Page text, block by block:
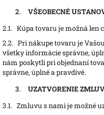
VŠEOBECNÉ
2.1. Kúpa tovaru je možná len
2.2. Pri nákupe tovaru je
všetky informácie správne,
nám poskytli pri objednaní
správne, úplné a pravdivé.
UZATVORENIE
3.1. Zmluvu s nami je možné